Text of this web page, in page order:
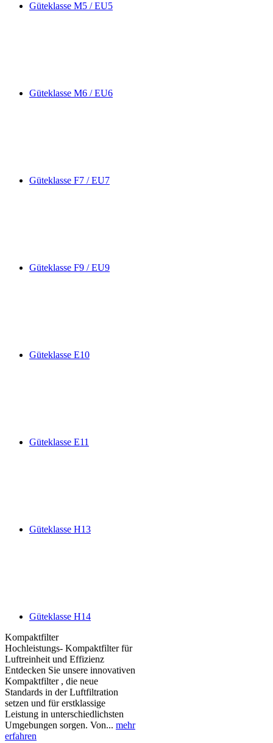
Güteklasse M5 / EU5
Güteklasse M6 / EU6
Güteklasse F7 / EU7
Güteklasse F9 / EU9
Güteklasse E10
Güteklasse E11
Güteklasse H13
Güteklasse H14
Kompaktfilter
Hochleistungs- Kompaktfilter für
Luftreinheit und Effizienz
Entdecken Sie unsere innovativen
Kompaktfilter , die neue
Standards in der Luftfiltration
setzen und für erstklassige
Leistung in unterschiedlichsten
Umgebungen sorgen. Von... mehr
erfahren